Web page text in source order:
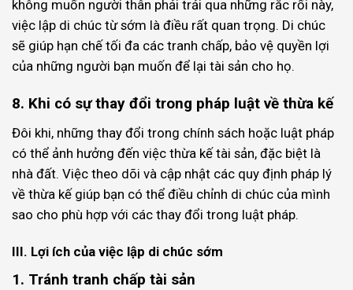
không muốn người thân phải trải qua những rắc rối này,
việc lập di chúc từ sớm là điều rất quan trọng. Di chúc
sẽ giúp hạn chế tối đa các tranh chấp, bảo vệ quyền lợi
của những người bạn muốn để lại tài sản cho họ.
8. Khi có sự thay đổi trong pháp luật về thừa kế
Đôi khi, những thay đổi trong chính sách hoặc luật pháp
có thể ảnh hưởng đến việc thừa kế tài sản, đặc biệt là
nhà đất. Việc theo dõi và cập nhật các quy định pháp lý
về thừa kế giúp bạn có thể điều chỉnh di chúc của mình
sao cho phù hợp với các thay đổi trong luật pháp.
III. Lợi ích của việc lập di chúc sớm
1. Tránh tranh chấp tài sản